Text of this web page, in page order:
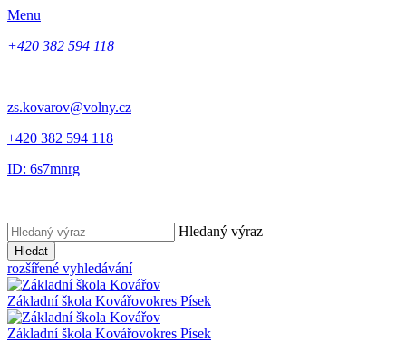
Menu
+420 382 594 118
zs.kovarov@volny.cz
+420 382 594 118
ID: 6s7mnrg
Hledaný výraz
Hledat
rozšířené vyhledávání
Základní škola Kovářovokres Písek
Základní škola Kovářovokres Písek